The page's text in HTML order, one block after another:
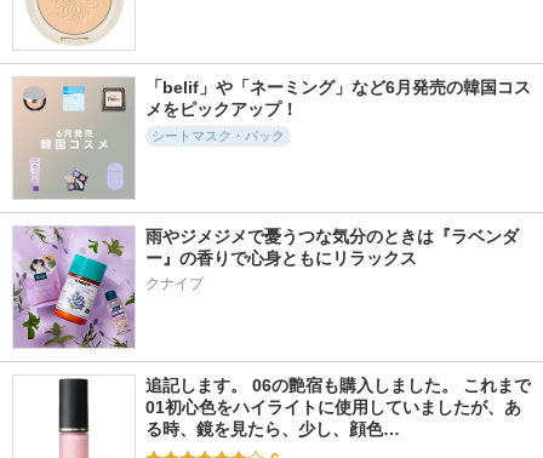
「belif」や「ネーミング」など6月発売の韓国コス
メをピックアップ！
シートマスク・パック
雨やジメジメで憂うつな気分のときは『ラベンダ
ー』の香りで心身ともにリラックス
クナイプ
追記します。 06の艶宿も購入しました。 これまで
01初心色をハイライトに使用していましたが、あ
る時、鏡を見たら、少し、顔色…